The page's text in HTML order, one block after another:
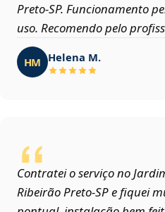
Preto‑SP. Funcionamento
uso. Recomendo pelo
HM Helena M.
Contratei o serviço no
Ribeirão Preto‑SP e fiquei